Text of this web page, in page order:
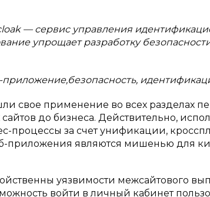
— сервис управления
упрощает разработку
приложение,безопасность,
свое применение во всех разделах
до бизнеса. Действительно,
процессы за счет унификации,
приложения являются мишенью для
уязвимости межсайтового
войти в личный кабинет